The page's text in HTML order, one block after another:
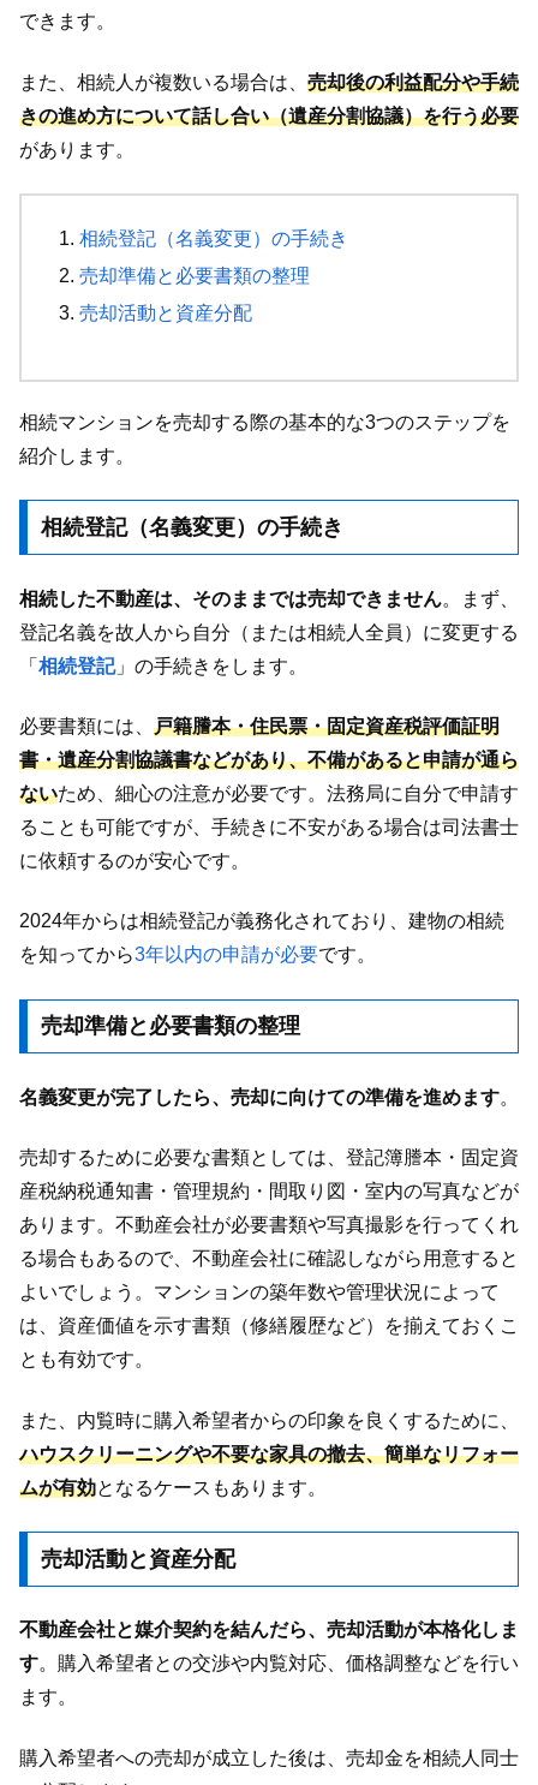
できます。
また、相続人が複数いる場合は、 売却後の利益配分や手続
きの進め方について話し合い（遺産分割協議）を行う必要
があります。
相続登記（名義変更）の手続き
売却準備と必要書類の整理
売却活動と資産分配
相続マンションを売却する際の基本的な3つのステップを
紹介します。
相続登記（名義変更）の手続き
相続した不動産は、そのままでは売却できません。まず、
登記名義を故人から自分（または相続人全員）に変更する
「 相続登記」の手続きをします。
必要書類には、 戸籍謄本・住民票・固定資産税評価証明
書・遺産分割協議書などがあり、不備があると申請が通ら
ないため、細心の注意が必要です。法務局に自分で申請す
ることも可能ですが、手続きに不安がある場合は司法書士
に依頼するのが安心です。
2024年からは相続登記が義務化されており、建物の相続
を知ってから3年以内の申請が必要です。
売却準備と必要書類の整理
名義変更が完了したら、売却に向けての準備を進めます。
売却するために必要な書類としては、登記簿謄本・固定資
産税納税通知書・管理規約・間取り図・室内の写真などが
あります。不動産会社が必要書類や写真撮影を行ってくれ
る場合もあるので、不動産会社に確認しながら用意すると
よいでしょう。マンションの築年数や管理状況によって
は、資産価値を示す書類（修繕履歴など）を揃えておくこ
とも有効です。
また、内覧時に購入希望者からの印象を良くするために、
ハウスクリーニングや不要な家具の撤去、簡単なリフォー
ムが有効となるケースもあります。
売却活動と資産分配
不動産会社と媒介契約を結んだら、売却活動が本格化しま
す。購入希望者との交渉や内覧対応、価格調整などを行い
ます。
購入希望者への売却が成立した後は、売却金を相続人同士